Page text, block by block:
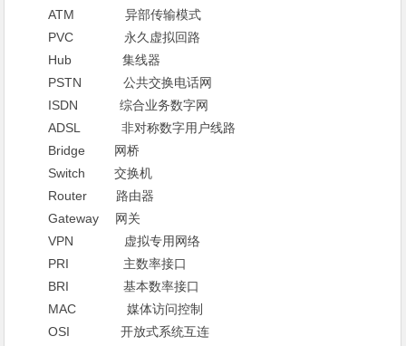
ATM 异部传输模式
PVC 永久虚拟回路
Hub 集线器
PSTN 公共交换电话网
ISDN 综合业务数字网
ADSL 非对称数字用户线路
Bridge 网桥
Switch 交换机
Router 路由器
Gateway 网关
VPN 虚拟专用网络
PRI 主数率接口
BRI 基本数率接口
MAC 媒体访问控制
OSI 开放式系统互连